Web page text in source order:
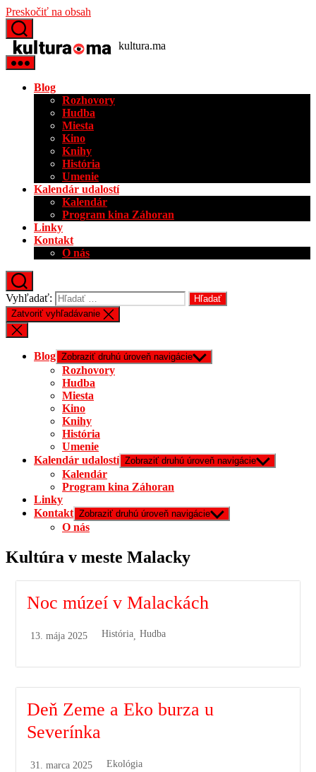
Preskočiť na obsah
kultura.ma
Blog
Rozhovory
Hudba
Miesta
Kino
Knihy
História
Umenie
Kalendár udalostí
Kalendár
Program kina Záhoran
Linky
Kontakt
O nás
Vyhľadať:
Zatvoriť vyhľadávanie
Blog Zobraziť druhú úroveň navigácie
Rozhovory
Hudba
Miesta
Kino
Knihy
História
Umenie
Kalendár udalostí Zobraziť druhú úroveň navigácie
Kalendár
Program kina Záhoran
Linky
Kontakt Zobraziť druhú úroveň navigácie
O nás
Kultúra v meste Malacky
Noc múzeí v Malackách
13. mája 2025 História Hudba
Deň Zeme a Eko burza u
Severínka
31. marca 2025 Ekológia